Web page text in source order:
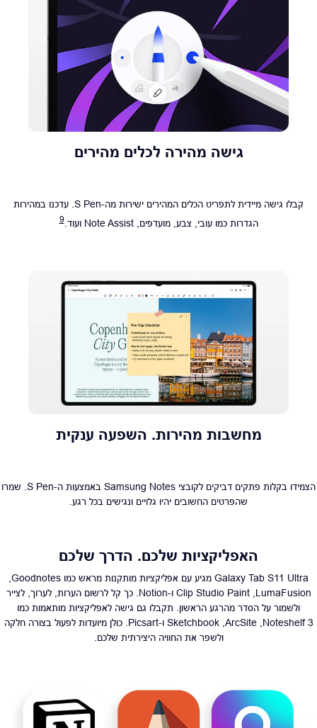
גישה מהירה לכלים מהירים
קבלו גישה מיידית לתפריט הכלים המהירים ישירות מה-S Pen. עדכנו במהירות
הגדרות כמו עובי, צבע, מועדפים, Note Assist ועוד.
9
מחשבות מהירות. השפעה ענקית
הצמידו בקלות פתקים דביקים לקובצי Samsung Notes באמצעות ה-S Pen. שמרו
שהפרטים החשובים יהיו גלויים ונגישים בכל רגע.
האפליקציות שלכם. הדרך שלכם
Galaxy Tab S11 Ultra מגיע עם אפליקציות מותקנות מראש כמו Goodnotes,‏
LumaFusion,‏ Clip Studio Paint ו-Notion. כך קל לרשום הערות, לערוך, לצייר
ולשמור על הסדר מהרגע הראשון. תקבלו גם גישה לאפליקציות מותאמות כמו
Noteshelf 3,‏ ArcSite,‏ Sketchbook ו-Picsart. כולן מיועדות לפעול בצורה חלקה
ולשפר את החוויה היצירתית שלכם.